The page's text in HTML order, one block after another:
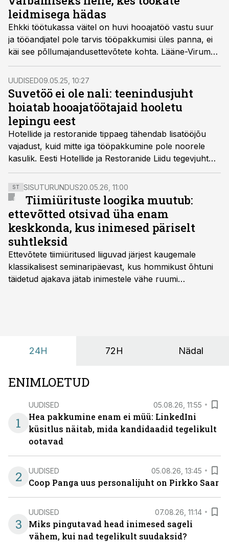
leidmisega hädas
Ehkki töötukassa väitel on huvi hooajatöö vastu suur
ja tööandjatel pole tarvis tööpakkumisi üles panna, ei
käi see põllumajandusettevõtete kohta. Lääne-Virumaa
maasikakasvatajad jagavad oma kogemust.
UUDISED09.05.25, 10:27
Suvetöö ei ole nali: teenindusjuht
hoiatab hooajatöötajaid hooletu
lepingu eest
Hotellide ja restoranide tippaeg tähendab lisatööjõu
vajadust, kuid mitte iga tööpakkumine pole noorele
kasulik. Eesti Hotellide ja Restoranide Liidu tegevjuht
Külli Kraner kutsub noori ja nende vanemaid üles
lepingutesse süvenema ning veenduma, et töö- ja
tasustamistingimused oleks ausad ja seaduslikud.
ST SISUTURUNDUS20.05.26, 11:00
Tiimiürituste loogika muutub:
ettevõtted otsivad üha enam
keskkonda, kus inimesed päriselt
suhtleksid
Ettevõtete tiimiüritused liiguvad järjest kaugemale
klassikalisest seminaripäevast, kus hommikust õhtuni
täidetud ajakava jätab inimestele vähe ruumi
24H 72H Nädal
ENIMLOETUD
1
UUDISED 05.08.26, 11:55
Hea pakkumine enam ei müü: LinkedIni
küsitlus näitab, mida kandidaadid tegelikult
ootavad
2 UUDISED 05.08.26, 13:45
Coop Panga uus personalijuht on Pirkko Saar
3
UUDISED 07.08.26, 11:14
Miks pingutavad head inimesed sageli
vähem, kui nad tegelikult suudaksid?